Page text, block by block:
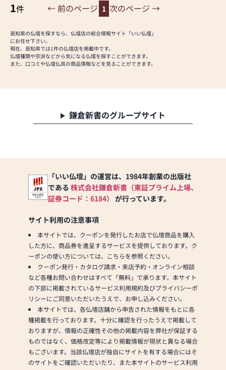
1件 ← 前のページ 1 次のページ →
高知県の仏壇を探すなら、仏壇店の総合情報サイト「いい仏壇」
にお任せ下さい。
現在、高知県では1件の仏壇店を掲載中です。
仏壇種類や宗派などから気になる仏壇を探すことができます。
また、口コミや仏壇仏具の商品情報などを見ることができます。
鎌倉新書のグループサイト
「いい仏壇」の運営は、1984年創業の出版社
である 株式会社鎌倉新書（東証プライム上場、
証券コード：6184） が行っています。
サイト利用の注意事項
本サイトでは、クーポンを発行したお店で仏壇商品を購入
した方に、商品券を進呈するサービスを提供しております。ク
ーポンの使い方については、こちらを参照ください。
クーポン発行・カタログ請求・来店予約・オンライン相談
など各種お問い合わせはすべて「無料」で承ります。本サイト
の下部に掲載されているサービス利用規約及びプライバシーポ
リシーにご同意いただいたうえで、お申し込みください。
本サイトでは、各仏壇店舗から申告された情報をもとに各
種掲載を行っております。十分に確認を行ったうえで掲載して
おりますが、情報の正確性その他の掲載内容を弊社が保証する
ものではなく、価格改定等により掲載情報が現状と異なる場合
もございます。当該仏壇店が独自にサイトを有する場合にはそ
のサイトをご確認いただいたり、また本サイトのサービス利用